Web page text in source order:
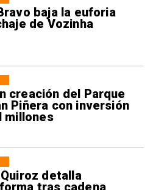
baja la euforia
de Vozinha
creación del Parque
Piñera con inversión
millones
detalla
tras cadena